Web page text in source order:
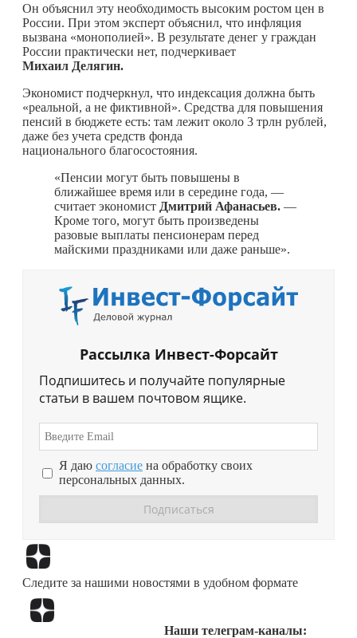
Он объяснил эту необходимость высоким ростом цен в
России. При этом эксперт объяснил, что инфляция
вызвана «монополией». В результате денег у граждан
России практически нет, подчеркивает
Михаил Делягин.
Экономист подчеркнул, что индексация должна быть
«реальной, а не фиктивной». Средства для повышения
пенсий в бюджете есть: там лежит около 3 трлн рублей,
даже без учета средств фонда
национального благосостояния.
«Пенсии могут быть повышены в
ближайшее время или в середине года, —
считает экономист Дмитрий Афанасьев. —
Кроме того, могут быть произведены
разовые выплаты пенсионерам перед
майскими праздниками или даже раньше».
Рассылка Инвест-Форсайт
Подпишитесь и получайте популярные
статьи в вашем почтовом ящике.
Я даю согласие на обработку своих
персональных данных.
Следите за нашими новостями в удобном формате
Наши телеграм-каналы: